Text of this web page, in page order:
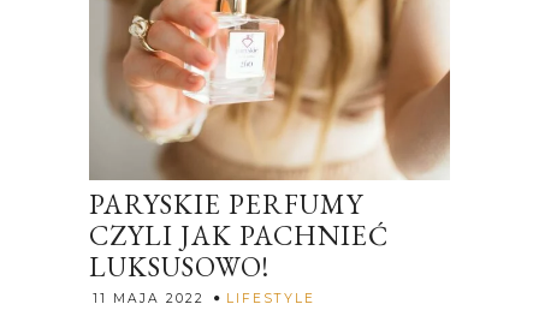
PARYSKIE PERFUMY
CZYLI JAK PACHNIEĆ
LUKSUSOWO!
11 MAJA 2022 LIFESTYLE